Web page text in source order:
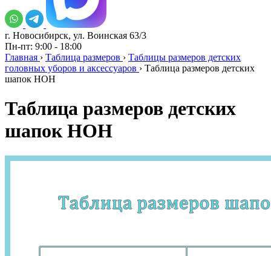
г. Новосибирск, ул. Воинская 63/3
Пн-пт: 9:00 - 18:00
Главная › Таблица размеров › Таблицы размеров детских
головных уборов и аксессуаров › Таблица размеров детских
шапок HOH
Таблица размеров детских
шапок HOH